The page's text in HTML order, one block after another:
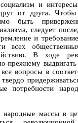
и
от друга.
быть
следует
и
всех
В ходе
прежнему
вопросы в
потребности
массы в